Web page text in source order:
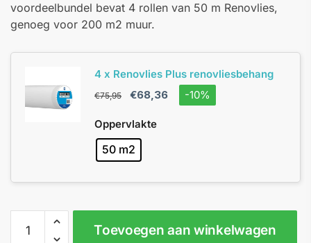
voordeelbundel bevat 4 rollen van 50 m Renovlies,
genoeg voor 200 m2 muur.
4 x Renovlies Plus renovliesbehang
€75,95 €68,36 -10%
Oppervlakte
50 m2
Renovlies
Plus
Toevoegen aan winkelwagen